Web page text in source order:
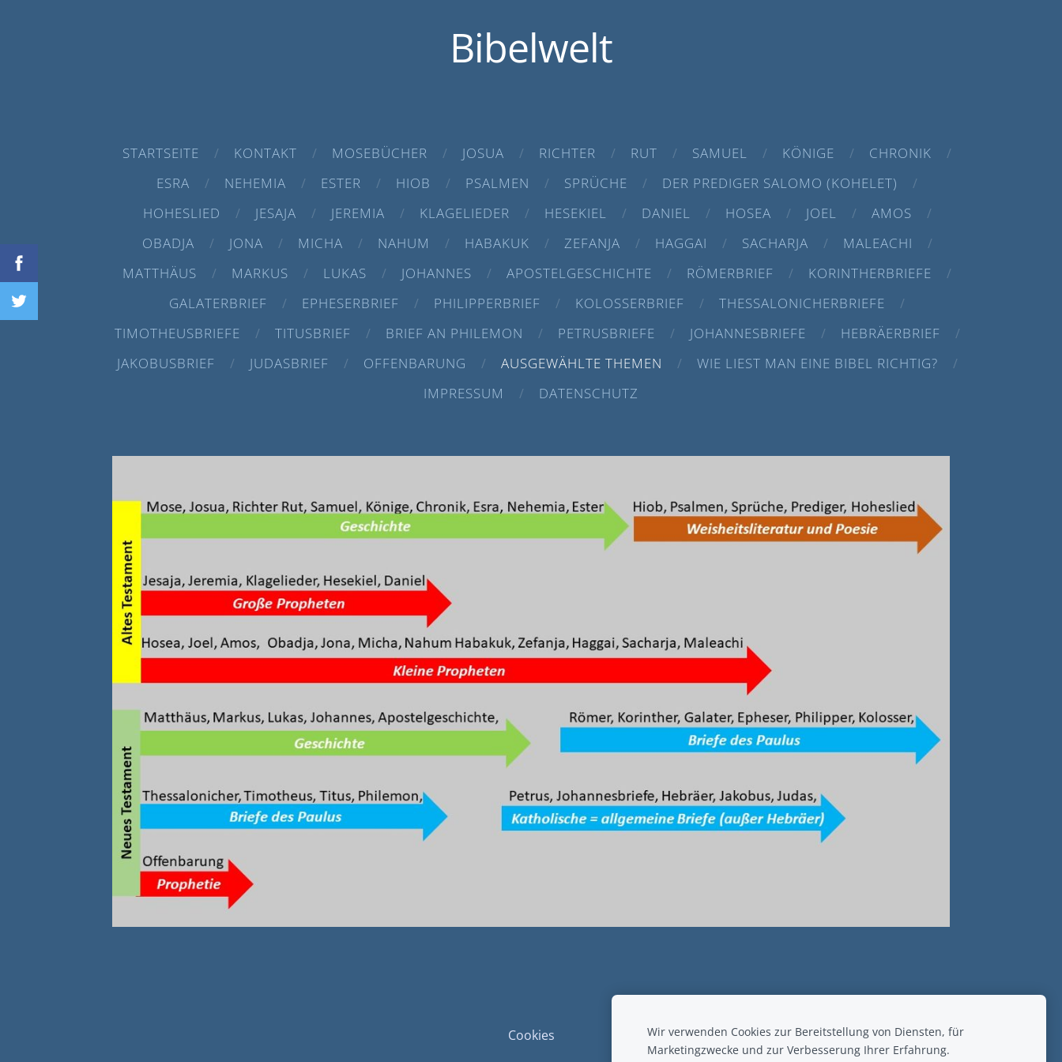
Bibelwelt
STARTSEITE KONTAKT MOSEBÜCHER JOSUA RICHTER RUT SAMUEL KÖNIGE
CHRONIK
ESRA
NEHEMIA ESTER HIOB PSALMEN SPRÜCHE
DER PREDIGER SALOMO (KOHELET)
HOHESLIED
JESAJA JEREMIA KLAGELIEDER HESEKIEL DANIEL HOSEA JOEL
AMOS
OBADJA
JONA MICHA NAHUM HABAKUK ZEFANJA HAGGAI SACHARJA
MALEACHI
MATTHÄUS
MARKUS LUKAS JOHANNES APOSTELGESCHICHTE RÖMERBRIEF
KORINTHERBRIEFE
GALATERBRIEF
EPHESERBRIEF PHILIPPERBRIEF KOLOSSERBRIEF
THESSALONICHERBRIEFE
TIMOTHEUSBRIEFE
TITUSBRIEF BRIEF AN PHILEMON PETRUSBRIEFE JOHANNESBRIEFE
HEBRÄERBRIEF
JAKOBUSBRIEF
JUDASBRIEF OFFENBARUNG AUSGEWÄHLTE THEMEN
WIE LIEST MAN EINE BIBEL RICHTIG?
IMPRESSUM
DATENSCHUTZ
Cookies
Wir verwenden Cookies zur Bereitstellung von Diensten, für
Marketingzwecke und zur Verbesserung Ihrer Erfahrung.